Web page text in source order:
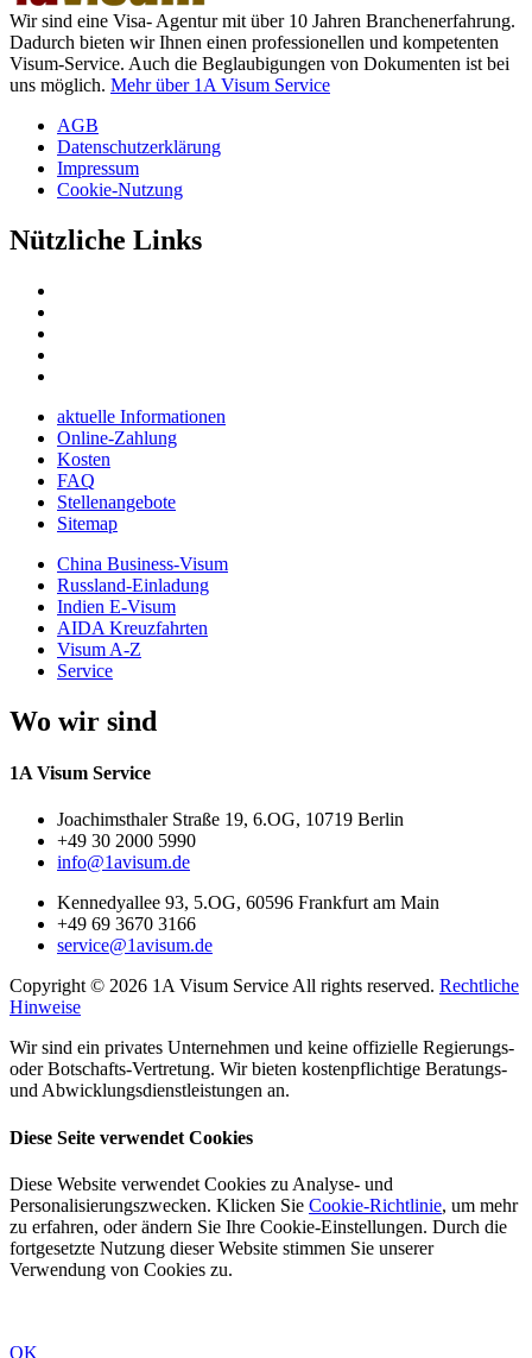
Wir sind eine Visa- Agentur mit über 10 Jahren Branchenerfahrung.
Dadurch bieten wir Ihnen einen professionellen und kompetenten
Visum-Service. Auch die Beglaubigungen von Dokumenten ist bei
uns möglich. Mehr über 1A Visum Service
AGB
Datenschutzerklärung
Impressum
Cookie-Nutzung
Nützliche Links
aktuelle Informationen
Online-Zahlung
Kosten
FAQ
Stellenangebote
Sitemap
China Business-Visum
Russland-Einladung
Indien E-Visum
AIDA Kreuzfahrten
Visum A-Z
Service
Wo wir sind
1A Visum Service
Joachimsthaler Straße 19, 6.OG, 10719 Berlin
+49 30 2000 5990
info@1avisum.de
Kennedyallee 93, 5.OG, 60596 Frankfurt am Main
+49 69 3670 3166
service@1avisum.de
Copyright © 2026 1A Visum Service All rights reserved. Rechtliche
Hinweise
Wir sind ein privates Unternehmen und keine offizielle Regierungs-
oder Botschafts-Vertretung. Wir bieten kostenpflichtige Beratungs-
und Abwicklungsdienstleistungen an.
Diese Seite verwendet Cookies
Diese Website verwendet Cookies zu Analyse- und
Personalisierungszwecken. Klicken Sie Cookie-Richtlinie, um mehr
zu erfahren, oder ändern Sie Ihre Cookie-Einstellungen. Durch die
fortgesetzte Nutzung dieser Website stimmen Sie unserer
Verwendung von Cookies zu.
OK